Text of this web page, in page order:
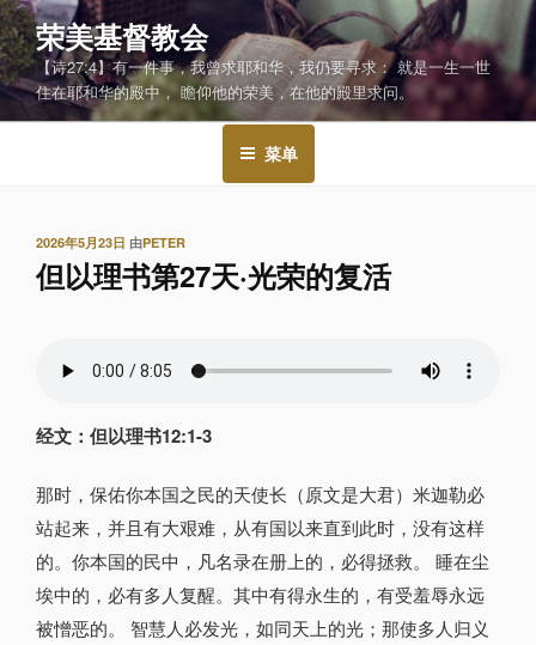
跳
至
内
容
荣美基督教会
【诗27:4】有一件事，我曾求耶和华，我仍要寻求： 就是一生一世
住在耶和华的殿中， 瞻仰他的荣美，在他的殿里求问。
菜单
发
布
于
2026年5月23日 由PETER
但以理书第27天·光荣的复活
经文：但以理书12:1-3
那时，保佑你本国之民的天使长（原文是大君）米迦勒必
站起来，并且有大艰难，从有国以来直到此时，没有这样
的。你本国的民中，凡名录在册上的，必得拯救。 睡在尘
埃中的，必有多人复醒。其中有得永生的，有受羞辱永远
被憎恶的。 智慧人必发光，如同天上的光；那使多人归义